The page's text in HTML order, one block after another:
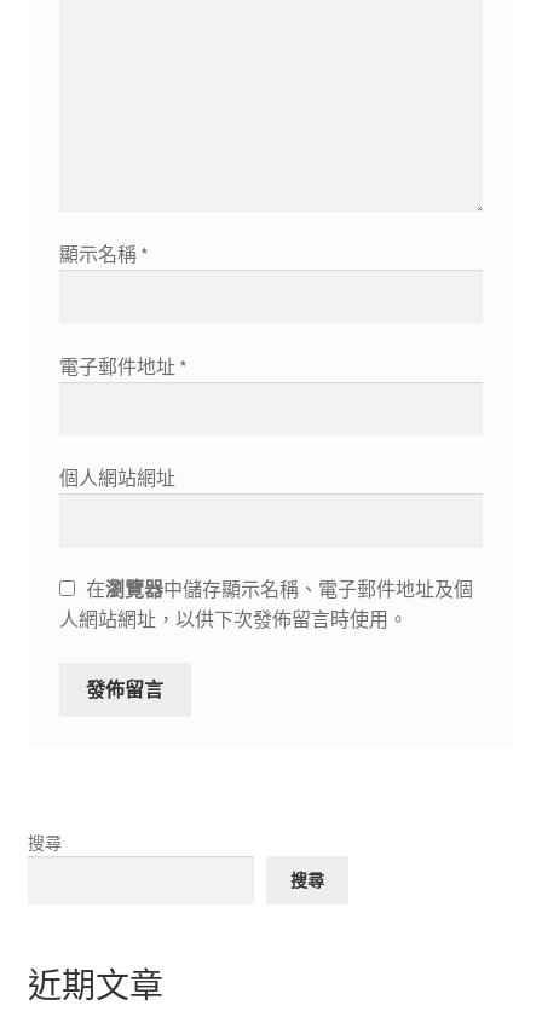
顯示名稱 *
電子郵件地址 *
個人網站網址
在瀏覽器中儲存顯示名稱、電子郵件地址及個
人網站網址，以供下次發佈留言時使用。
搜尋
搜尋
近期文章